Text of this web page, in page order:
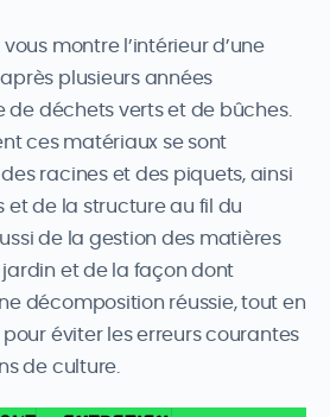
montre l’intérieur d’une
plusieurs années
de déchets verts et de bûches.
ces matériaux se sont
racines et des piquets, ainsi
et de la structure au fil du
de la gestion des matières
et de la façon dont
décomposition réussie, tout en
éviter les erreurs courantes
de culture.